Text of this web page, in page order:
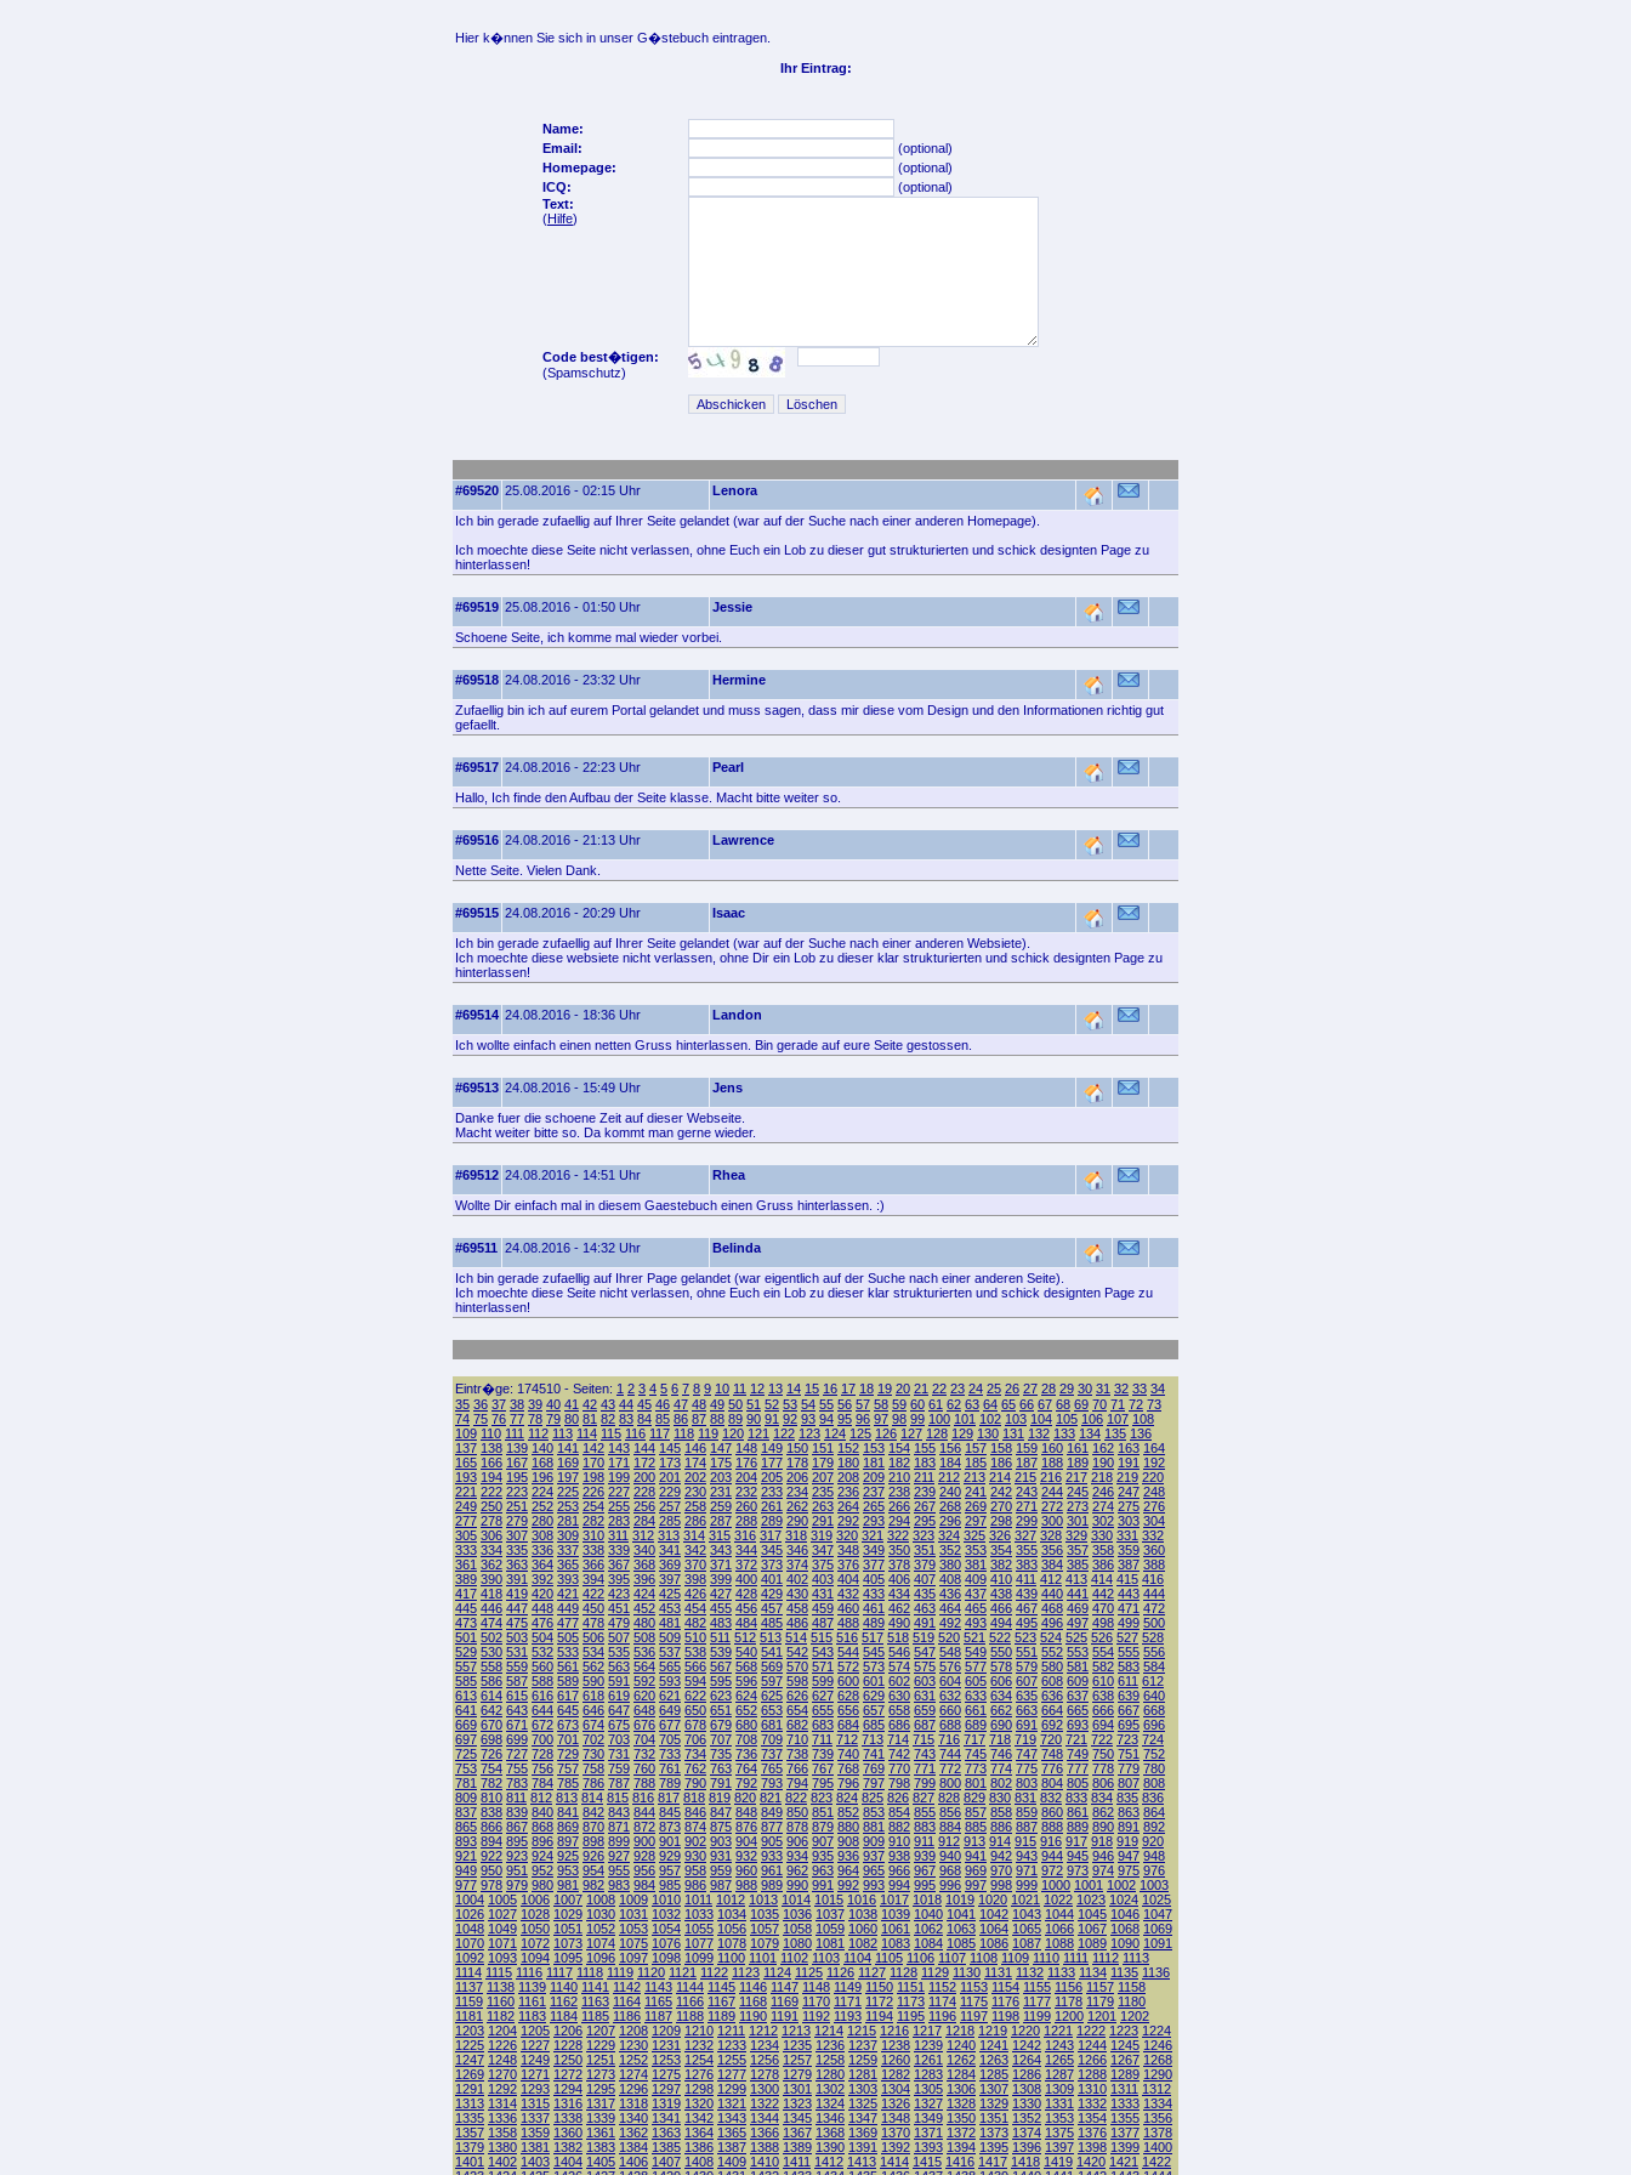
Hier k�nnen Sie sich in unser G�stebuch eintragen.
Ihr Eintrag:
Name:
Email:
(optional)
Homepage:
(optional)
ICQ:
(optional)
Text:
(Hilfe)
Code best�tigen:
(Spamschutz)
#69520 25.08.2016 - 02:15 Uhr Lenora
Ich bin gerade zufaellig auf Ihrer Seite gelandet (war auf der Suche nach einer anderen Homepage).
Ich moechte diese Seite nicht verlassen, ohne Euch ein Lob zu dieser gut strukturierten und schick designten Page zu
hinterlassen!
#69519 25.08.2016 - 01:50 Uhr Jessie
Schoene Seite, ich komme mal wieder vorbei.
#69518 24.08.2016 - 23:32 Uhr Hermine
Zufaellig bin ich auf eurem Portal gelandet und muss sagen, dass mir diese vom Design und den Informationen richtig gut
gefaellt.
#69517 24.08.2016 - 22:23 Uhr Pearl
Hallo, Ich finde den Aufbau der Seite klasse. Macht bitte weiter so.
#69516 24.08.2016 - 21:13 Uhr Lawrence
Nette Seite. Vielen Dank.
#69515 24.08.2016 - 20:29 Uhr Isaac
Ich bin gerade zufaellig auf Ihrer Seite gelandet (war auf der Suche nach einer anderen Websiete).
Ich moechte diese websiete nicht verlassen, ohne Dir ein Lob zu dieser klar strukturierten und schick designten Page zu
hinterlassen!
#69514 24.08.2016 - 18:36 Uhr Landon
Ich wollte einfach einen netten Gruss hinterlassen. Bin gerade auf eure Seite gestossen.
#69513 24.08.2016 - 15:49 Uhr Jens
Danke fuer die schoene Zeit auf dieser Webseite.
Macht weiter bitte so. Da kommt man gerne wieder.
#69512 24.08.2016 - 14:51 Uhr Rhea
Wollte Dir einfach mal in diesem Gaestebuch einen Gruss hinterlassen. :)
#69511 24.08.2016 - 14:32 Uhr Belinda
Ich bin gerade zufaellig auf Ihrer Page gelandet (war eigentlich auf der Suche nach einer anderen Seite).
Ich moechte diese Seite nicht verlassen, ohne Euch ein Lob zu dieser klar strukturierten und schick designten Page zu
hinterlassen!
Eintr�ge: 174510 - Seiten: 1 2 3 4 5 6 7 8 9 10 11 12 13 14 15 16 17 18 19 20 21 22 23 24 25 26 27 28 29 30 31 32 33 34
35 36 37 38 39 40 41 42 43 44 45 46 47 48 49 50 51 52 53 54 55 56 57 58 59 60 61 62 63 64 65 66 67 68 69 70 71 72 73
74 75 76 77 78 79 80 81 82 83 84 85 86 87 88 89 90 91 92 93 94 95 96 97 98 99 100 101 102 103 104 105 106 107 108
109 110 111 112 113 114 115 116 117 118 119 120 121 122 123 124 125 126 127 128 129 130 131 132 133 134 135 136
137 138 139 140 141 142 143 144 145 146 147 148 149 150 151 152 153 154 155 156 157 158 159 160 161 162 163 164
165 166 167 168 169 170 171 172 173 174 175 176 177 178 179 180 181 182 183 184 185 186 187 188 189 190 191 192
193 194 195 196 197 198 199 200 201 202 203 204 205 206 207 208 209 210 211 212 213 214 215 216 217 218 219 220
221 222 223 224 225 226 227 228 229 230 231 232 233 234 235 236 237 238 239 240 241 242 243 244 245 246 247 248
249 250 251 252 253 254 255 256 257 258 259 260 261 262 263 264 265 266 267 268 269 270 271 272 273 274 275 276
277 278 279 280 281 282 283 284 285 286 287 288 289 290 291 292 293 294 295 296 297 298 299 300 301 302 303 304
305 306 307 308 309 310 311 312 313 314 315 316 317 318 319 320 321 322 323 324 325 326 327 328 329 330 331 332
333 334 335 336 337 338 339 340 341 342 343 344 345 346 347 348 349 350 351 352 353 354 355 356 357 358 359 360
361 362 363 364 365 366 367 368 369 370 371 372 373 374 375 376 377 378 379 380 381 382 383 384 385 386 387 388
389 390 391 392 393 394 395 396 397 398 399 400 401 402 403 404 405 406 407 408 409 410 411 412 413 414 415 416
417 418 419 420 421 422 423 424 425 426 427 428 429 430 431 432 433 434 435 436 437 438 439 440 441 442 443 444
445 446 447 448 449 450 451 452 453 454 455 456 457 458 459 460 461 462 463 464 465 466 467 468 469 470 471 472
473 474 475 476 477 478 479 480 481 482 483 484 485 486 487 488 489 490 491 492 493 494 495 496 497 498 499 500
501 502 503 504 505 506 507 508 509 510 511 512 513 514 515 516 517 518 519 520 521 522 523 524 525 526 527 528
529 530 531 532 533 534 535 536 537 538 539 540 541 542 543 544 545 546 547 548 549 550 551 552 553 554 555 556
557 558 559 560 561 562 563 564 565 566 567 568 569 570 571 572 573 574 575 576 577 578 579 580 581 582 583 584
585 586 587 588 589 590 591 592 593 594 595 596 597 598 599 600 601 602 603 604 605 606 607 608 609 610 611 612
613 614 615 616 617 618 619 620 621 622 623 624 625 626 627 628 629 630 631 632 633 634 635 636 637 638 639 640
641 642 643 644 645 646 647 648 649 650 651 652 653 654 655 656 657 658 659 660 661 662 663 664 665 666 667 668
669 670 671 672 673 674 675 676 677 678 679 680 681 682 683 684 685 686 687 688 689 690 691 692 693 694 695 696
697 698 699 700 701 702 703 704 705 706 707 708 709 710 711 712 713 714 715 716 717 718 719 720 721 722 723 724
725 726 727 728 729 730 731 732 733 734 735 736 737 738 739 740 741 742 743 744 745 746 747 748 749 750 751 752
753 754 755 756 757 758 759 760 761 762 763 764 765 766 767 768 769 770 771 772 773 774 775 776 777 778 779 780
781 782 783 784 785 786 787 788 789 790 791 792 793 794 795 796 797 798 799 800 801 802 803 804 805 806 807 808
809 810 811 812 813 814 815 816 817 818 819 820 821 822 823 824 825 826 827 828 829 830 831 832 833 834 835 836
837 838 839 840 841 842 843 844 845 846 847 848 849 850 851 852 853 854 855 856 857 858 859 860 861 862 863 864
865 866 867 868 869 870 871 872 873 874 875 876 877 878 879 880 881 882 883 884 885 886 887 888 889 890 891 892
893 894 895 896 897 898 899 900 901 902 903 904 905 906 907 908 909 910 911 912 913 914 915 916 917 918 919 920
921 922 923 924 925 926 927 928 929 930 931 932 933 934 935 936 937 938 939 940 941 942 943 944 945 946 947 948
949 950 951 952 953 954 955 956 957 958 959 960 961 962 963 964 965 966 967 968 969 970 971 972 973 974 975 976
977 978 979 980 981 982 983 984 985 986 987 988 989 990 991 992 993 994 995 996 997 998 999 1000 1001 1002 1003
1004 1005 1006 1007 1008 1009 1010 1011 1012 1013 1014 1015 1016 1017 1018 1019 1020 1021 1022 1023 1024 1025
1026 1027 1028 1029 1030 1031 1032 1033 1034 1035 1036 1037 1038 1039 1040 1041 1042 1043 1044 1045 1046 1047
1048 1049 1050 1051 1052 1053 1054 1055 1056 1057 1058 1059 1060 1061 1062 1063 1064 1065 1066 1067 1068 1069
1070 1071 1072 1073 1074 1075 1076 1077 1078 1079 1080 1081 1082 1083 1084 1085 1086 1087 1088 1089 1090 1091
1092 1093 1094 1095 1096 1097 1098 1099 1100 1101 1102 1103 1104 1105 1106 1107 1108 1109 1110 1111 1112 1113
1114 1115 1116 1117 1118 1119 1120 1121 1122 1123 1124 1125 1126 1127 1128 1129 1130 1131 1132 1133 1134 1135 1136
1137 1138 1139 1140 1141 1142 1143 1144 1145 1146 1147 1148 1149 1150 1151 1152 1153 1154 1155 1156 1157 1158
1159 1160 1161 1162 1163 1164 1165 1166 1167 1168 1169 1170 1171 1172 1173 1174 1175 1176 1177 1178 1179 1180
1181 1182 1183 1184 1185 1186 1187 1188 1189 1190 1191 1192 1193 1194 1195 1196 1197 1198 1199 1200 1201 1202
1203 1204 1205 1206 1207 1208 1209 1210 1211 1212 1213 1214 1215 1216 1217 1218 1219 1220 1221 1222 1223 1224
1225 1226 1227 1228 1229 1230 1231 1232 1233 1234 1235 1236 1237 1238 1239 1240 1241 1242 1243 1244 1245 1246
1247 1248 1249 1250 1251 1252 1253 1254 1255 1256 1257 1258 1259 1260 1261 1262 1263 1264 1265 1266 1267 1268
1269 1270 1271 1272 1273 1274 1275 1276 1277 1278 1279 1280 1281 1282 1283 1284 1285 1286 1287 1288 1289 1290
1291 1292 1293 1294 1295 1296 1297 1298 1299 1300 1301 1302 1303 1304 1305 1306 1307 1308 1309 1310 1311 1312
1313 1314 1315 1316 1317 1318 1319 1320 1321 1322 1323 1324 1325 1326 1327 1328 1329 1330 1331 1332 1333 1334
1335 1336 1337 1338 1339 1340 1341 1342 1343 1344 1345 1346 1347 1348 1349 1350 1351 1352 1353 1354 1355 1356
1357 1358 1359 1360 1361 1362 1363 1364 1365 1366 1367 1368 1369 1370 1371 1372 1373 1374 1375 1376 1377 1378
1379 1380 1381 1382 1383 1384 1385 1386 1387 1388 1389 1390 1391 1392 1393 1394 1395 1396 1397 1398 1399 1400
1401 1402 1403 1404 1405 1406 1407 1408 1409 1410 1411 1412 1413 1414 1415 1416 1417 1418 1419 1420 1421 1422